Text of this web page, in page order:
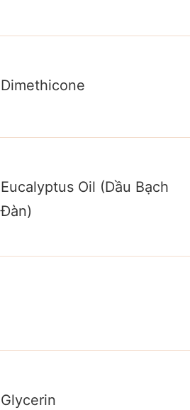
Dimethicone
Eucalyptus Oil (Dầu Bạch
Đàn)
Glycerin